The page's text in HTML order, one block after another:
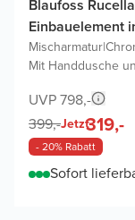
Blaufoss
Einbauelement
Mischarmatur|
Mit Handdusche
UVP 798,-
399,-Jetzt319,-
- 20% Rabatt
Sofort